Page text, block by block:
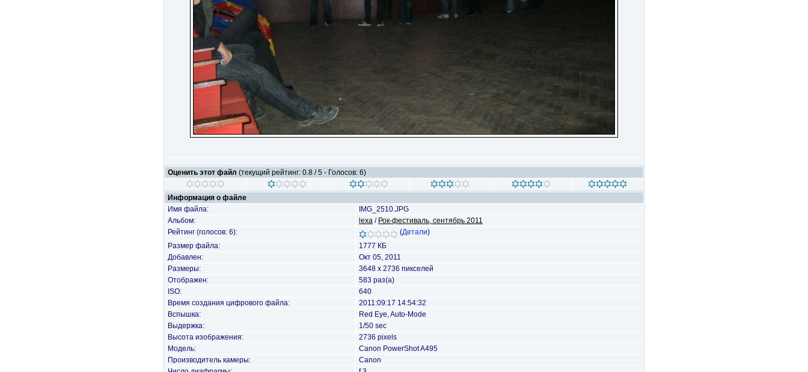
Оценить этот файл (текущий рейтинг: 0.8 / 5 - Голосов: 6)
Информация о файле
Имя файла:
IMG_2510.JPG
Альбом:
lexa / Рок-фестиваль, сентябрь 2011
Рейтинг (голосов: 6):
(Детали)
Размер файла:
1777 КБ
Добавлен:
Окт 05, 2011
Размеры:
3648 x 2736 пикселей
Отображен:
583 раз(а)
ISO:
640
Время создания цифрового файла:
2011:09:17 14:54:32
Вспышка:
Red Eye, Auto-Mode
Выдержка:
1/50 sec
Высота изображения:
2736 pixels
Модель:
Canon PowerShot A495
Производитель камеры:
Canon